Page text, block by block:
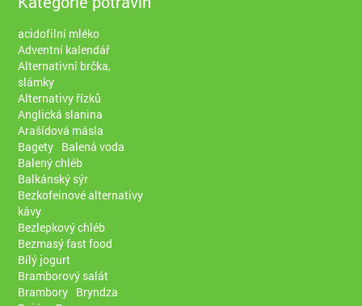
acidofilní mléko
Adventní kalendář
Alternativní brčka,
slámky
Alternativy řízků
Anglická slanina
Arašídová másla
Bagety Balená voda
Balený chléb
Balkánský sýr
Bezkofeinové alternativy
kávy
Bezlepkový chléb
Bezmasý fast food
Bílý jogurt
Bramborový salát
Brambory Bryndza